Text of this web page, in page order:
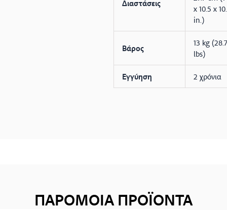
Διαστάσεις
x 10.5 x
in.)
Βάρος
13 kg (28.7
lbs)
Εγγύηση 2 χρόνια
ΠΑΡΟΜΟΙΑ ΠΡΟΪΟΝΤΑ